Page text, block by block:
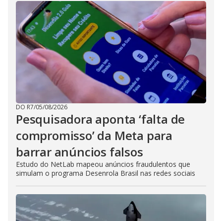
DO R7/05/08/2026
Pesquisadora aponta ‘falta de
compromisso’ da Meta para
barrar anúncios falsos
Estudo do NetLab mapeou anúncios fraudulentos que
simulam o programa Desenrola Brasil nas redes sociais